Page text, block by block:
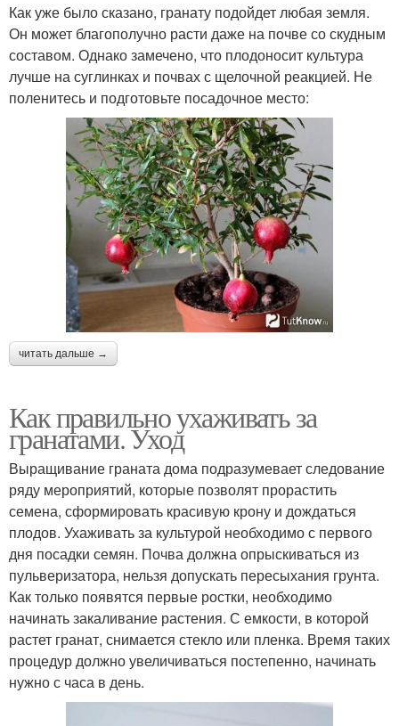
Как уже было сказано, гранату подойдет любая земля.
Он может благополучно расти даже на почве со скудным
составом. Однако замечено, что плодоносит культура
лучше на суглинках и почвах с щелочной реакцией. Не
поленитесь и подготовьте посадочное место:
читать дальше →
Как правильно ухаживать за
гранатами. Уход
Выращивание граната дома подразумевает следование
ряду мероприятий, которые позволят прорастить
семена, сформировать красивую крону и дождаться
плодов. Ухаживать за культурой необходимо с первого
дня посадки семян. Почва должна опрыскиваться из
пульверизатора, нельзя допускать пересыхания грунта.
Как только появятся первые ростки, необходимо
начинать закаливание растения. С емкости, в которой
растет гранат, снимается стекло или пленка. Время таких
процедур должно увеличиваться постепенно, начинать
нужно с часа в день.